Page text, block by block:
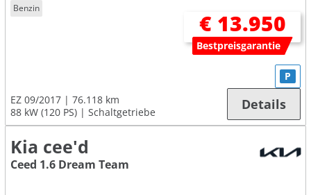
Benzin
€ 13.950
Bestpreisgarantie
EZ 09/2017
76.118 km
88 kW (120 PS)
Schaltgetriebe
P
Details
Kia cee'd
Ceed 1.6 Dream Team